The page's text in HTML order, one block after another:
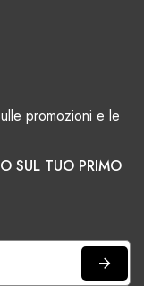
promozioni e le
SUL TUO PRIMO